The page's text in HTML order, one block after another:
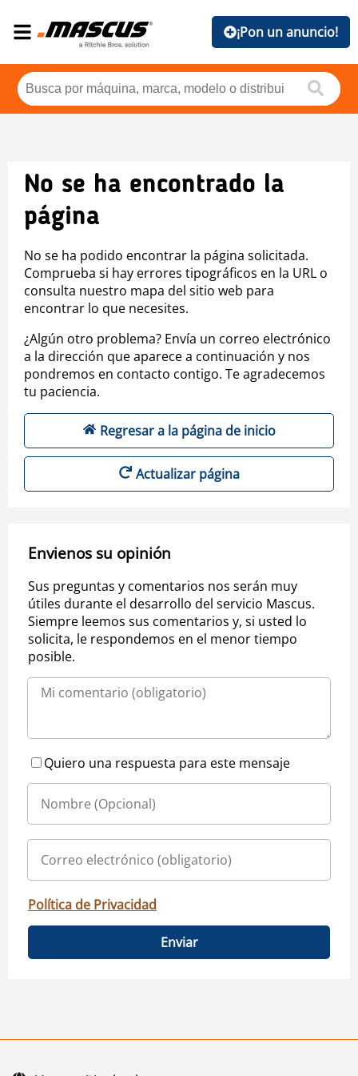
¡Pon un anuncio!
No se ha encontrado la
página
No se ha podido encontrar la página solicitada.
Comprueba si hay errores tipográficos en la URL o
consulta nuestro mapa del sitio web para
encontrar lo que necesites.
¿Algún otro problema? Envía un correo electrónico
a la dirección que aparece a continuación y nos
pondremos en contacto contigo. Te agradecemos
tu paciencia.
Regresar a la página de inicio
Actualizar página
Envienos su opinión
Sus preguntas y comentarios nos serán muy
útiles durante el desarrollo del servicio Mascus.
Siempre leemos sus comentarios y, si usted lo
solicita, le respondemos en el menor tiempo
posible.
Quiero una respuesta para este mensaje
Política de Privacidad
Enviar